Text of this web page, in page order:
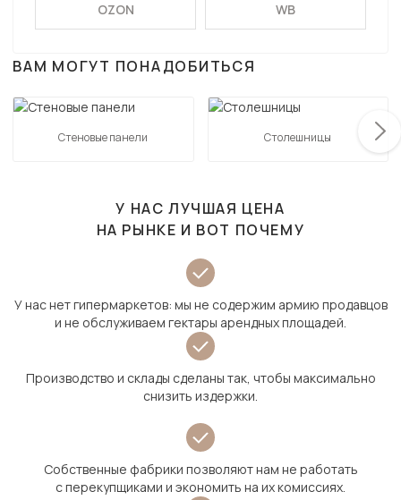
OZON
WB
ВАМ МОГУТ ПОНАДОБИТЬСЯ
Стеновые панели Столешницы
У НАС ЛУЧШАЯ ЦЕНА
НА РЫНКЕ И ВОТ ПОЧЕМУ
У нас нет гипермаркетов: мы не содержим армию продавцов
и не обслуживаем гектары арендных площадей.
Производство и склады сделаны так, чтобы максимально
снизить издержки.
Собственные фабрики позволяют нам не работать
с перекупщиками и экономить на их комиссиях.